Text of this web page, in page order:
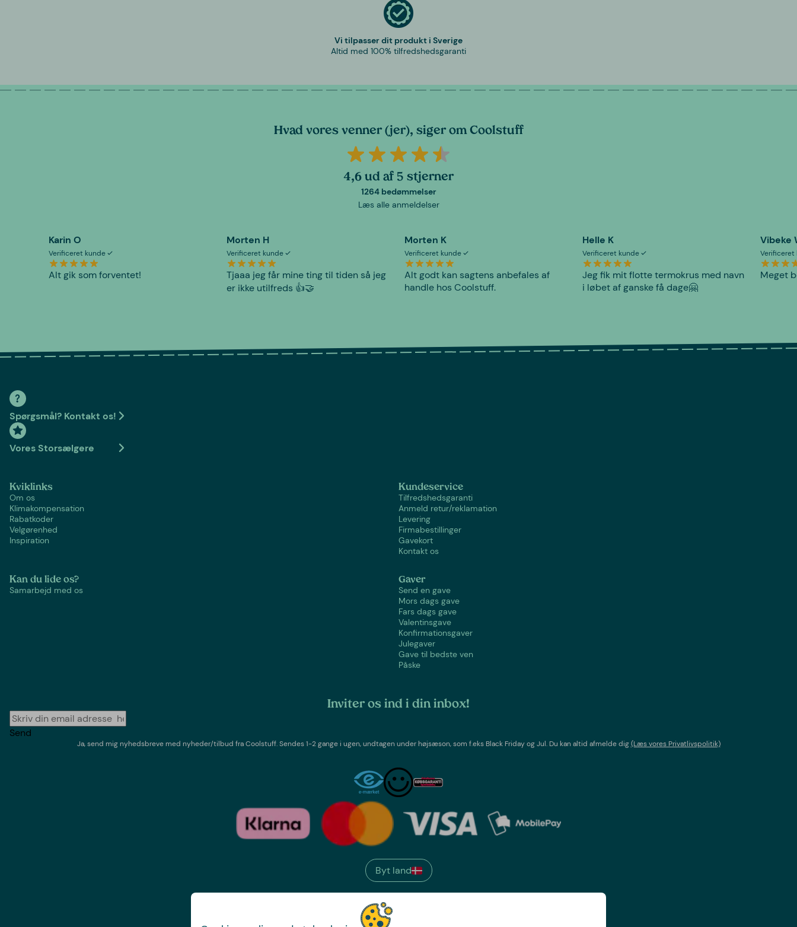
Vi tilpasser dit produkt i Sverige
Altid med 100% tilfredshedsgaranti
Hvad vores venner (jer), siger om Coolstuff
4,6 ud af 5 stjerner
1264 bedømmelser
Læs alle anmeldelser
Karin O
Verificeret kunde
Alt gik som forventet!
Morten H
Verificeret kunde
Tjaaa jeg får mine ting til tiden så jeg
er ikke utilfreds 👍🤝
Morten K
Verificeret kunde
Alt godt kan sagtens anbefales af
handle hos Coolstuff.
Helle K
Verificeret kunde
Jeg fik mit flotte termokrus med navn
i løbet af ganske få dage🤗
Vibeke
Meget
Spørgsmål? Kontakt os!
Vores Storsælgere
Kviklinks
Om os
Klimakompensation
Rabatkoder
Velgørenhed
Inspiration
Kundeservice
Tilfredshedsgaranti
Anmeld retur/reklamation
Levering
Firmabestillinger
Gavekort
Kontakt os
Kan du lide os?
Samarbejd med os
Gaver
Send en gave
Mors dags gave
Fars dags gave
Valentinsgave
Konfirmationsgaver
Julegaver
Gave til bedste ven
Påske
Inviter os ind i din inbox!
Send
Ja, send mig nyhedsbreve med nyheder/tilbud fraCoolstuff. Sendes 1-2 gange i ugen,undtagen under højsæson, som f.eks Black Friday og Jul. Du kan altid afmelde dig(Læs vores Privatlivspolitik)
Byt land